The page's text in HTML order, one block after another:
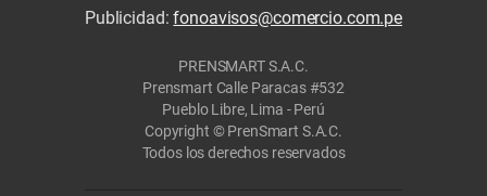
Publicidad:fonoavisos@comercio.com.pe
PRENSMART S.A.C.
Prensmart Calle Paracas #532
Pueblo Libre, Lima - Perú
Copyright © PrenSmart S.A.C.
Todos los derechos reservados